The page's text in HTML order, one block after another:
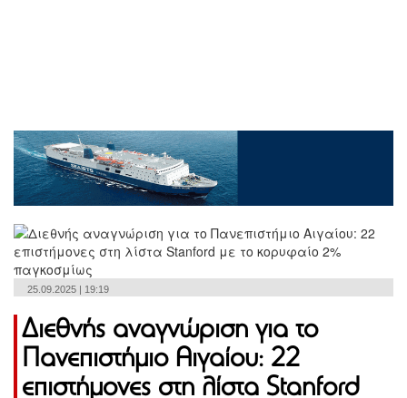
25.09.2025 | 19:19
Διεθνής αναγνώριση για το
Πανεπιστήμιο Αιγαίου: 22
επιστήμονες στη λίστα Stanford